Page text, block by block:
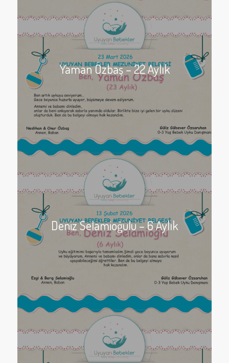
Yaman Özbaş – 22 Aylık
Deniz Selamioğulu – 6 Aylık